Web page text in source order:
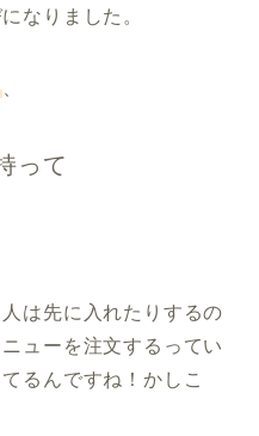
なりました。
、
って
は先に入れたりするの
ューを注文するってい
るんですね！かしこ